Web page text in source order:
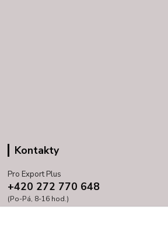
Kontakty
Pro Export Plus
+420 272 770 648
(Po-Pá, 8-16 hod.)